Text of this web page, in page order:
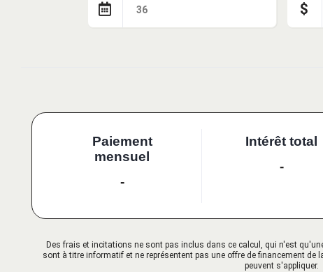
$
Paiement
mensuel
-
Intérêt total
-
Des frais et incitations ne sont pas inclus dans ce calcul, qui n'est
sont à titre informatif et ne représentent pas une offre de financement de
peuvent s'appliquer.